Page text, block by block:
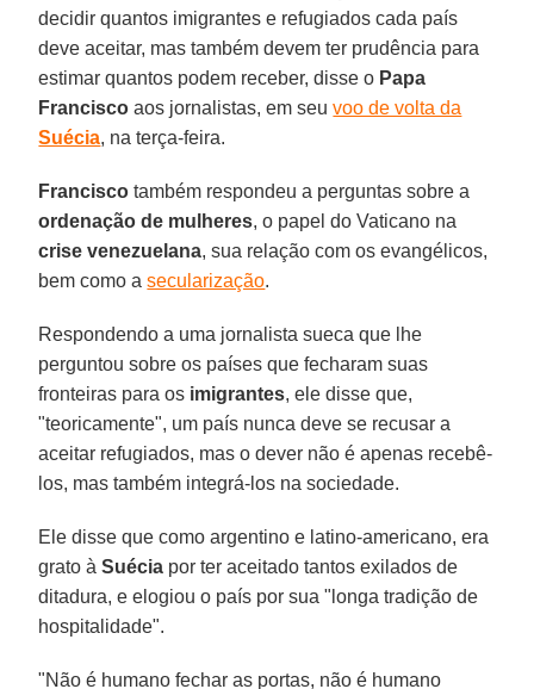
decidir quantos imigrantes e refugiados cada país
deve aceitar, mas também devem ter prudência para
estimar quantos podem receber, disse o Papa
Francisco aos jornalistas, em seuvoo de volta da
Suécia, na terça-feira.
Francisco também respondeu a perguntas sobre a
ordenação de mulheres, o papel do Vaticano na
crise venezuelana, sua relação com os evangélicos,
bem como asecularização.
Respondendo a uma jornalista sueca que lhe
perguntou sobre os países que fecharam suas
fronteiras para os imigrantes, ele disse que,
"teoricamente", um país nunca deve se recusar a
aceitar refugiados, mas o dever não é apenas recebê-
los, mas também integrá-los na sociedade.
Ele disse que como argentino e latino-americano, era
grato àSuécia por ter aceitado tantos exilados de
ditadura, e elogiou o país por sua "longa tradição de
hospitalidade".
"Não é humano fechar as portas, não é humano